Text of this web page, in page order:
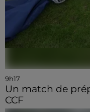
9h17
Un match de
CCF